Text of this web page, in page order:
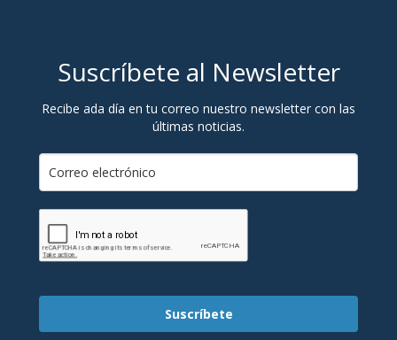
Suscríbete al Newsletter
Recibe ada día en tu correo nuestro newsletter con las
últimas noticias.
Suscríbete